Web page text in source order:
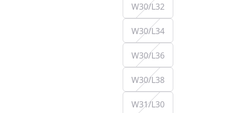
W30/L32
W30/L34
W30/L36
W30/L38
W31/L30